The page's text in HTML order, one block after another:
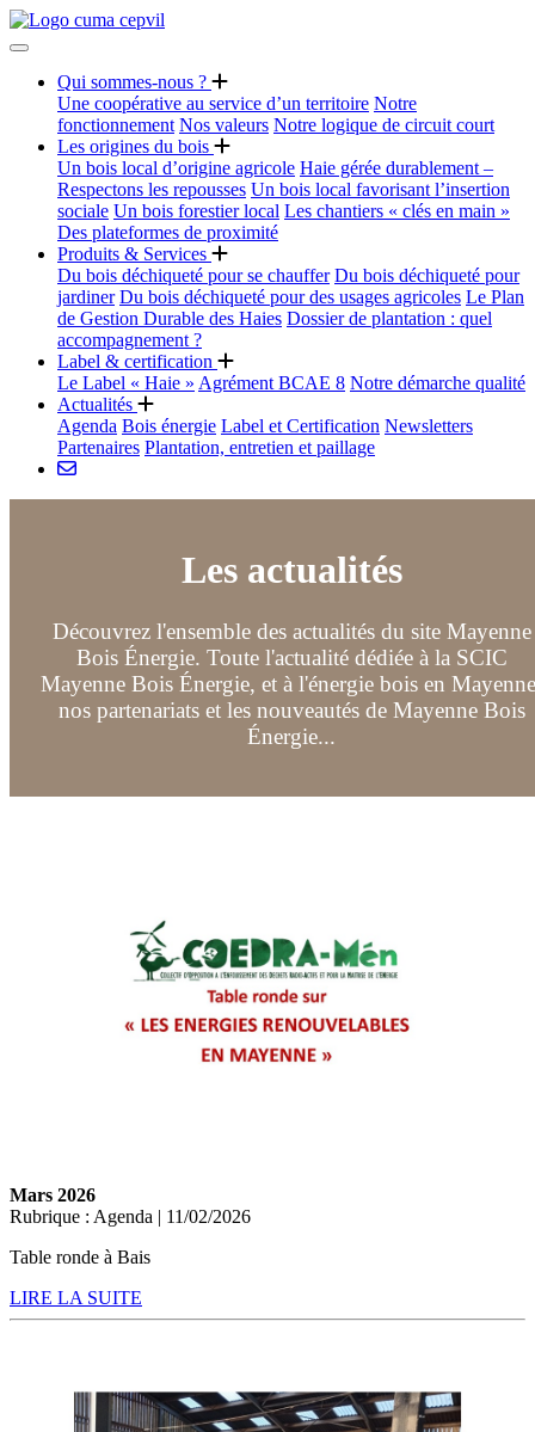
Qui sommes-nous ?
Une coopérative au service d’un territoire Notre
fonctionnement Nos valeurs Notre logique de circuit court
Les origines du bois
Un bois local d’origine agricole Haie gérée durablement –
Respectons les repousses Un bois local favorisant l’insertion
sociale Un bois forestier local Les chantiers « clés en main »
Des plateformes de proximité
Produits & Services
Du bois déchiqueté pour se chauffer Du bois déchiqueté pour
jardiner Du bois déchiqueté pour des usages agricoles Le Plan
de Gestion Durable des Haies Dossier de plantation : quel
accompagnement ?
Label & certification
Le Label « Haie » Agrément BCAE 8 Notre démarche qualité
Actualités
Agenda Bois énergie Label et Certification Newsletters
Partenaires Plantation, entretien et paillage
Les actualités
Découvrez l'ensemble des actualités du site Mayenne
Bois Énergie. Toute l'actualité dédiée à la SCIC
Mayenne Bois Énergie, et à l'énergie bois en
nos partenariats et les nouveautés de Mayenne Bois
Énergie...
Mars 2026
Rubrique : Agenda | 11/02/2026
Table ronde à Bais
LIRE LA SUITE